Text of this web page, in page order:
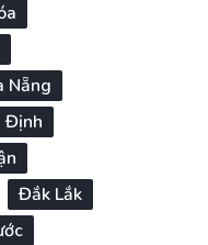
Nẵng
Định
Đắk Lắk